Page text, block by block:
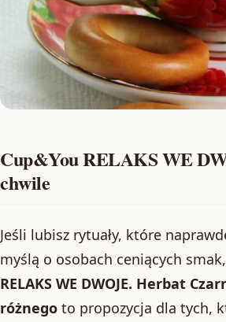
Cup&You RELAKS WE
chwile
Jeśli lubisz rytuały, które
myślą o osobach ceniących
RELAKS WE DWOJE. Herbat
różnego to propozycja dla tych,